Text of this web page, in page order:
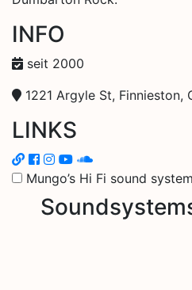
INFO
seit 2000
1221 Argyle St, Finnieston,
LINKS
Mungo’s Hi Fi sound